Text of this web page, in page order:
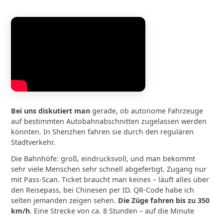
Bei uns diskutiert man gerade, ob autonome Fahrzeuge
auf bestimmten Autobahnabschnitten zugelassen werden
könnten. In Shenzhen fahren sie durch den regulären
Stadtverkehr.
Die Bahnhöfe: groß, eindrucksvoll, und man bekommt
sehr viele Menschen sehr schnell abgefertigt. Zugang nur
mit Pass-Scan. Ticket braucht man keines – läuft alles über
den Reisepass, bei Chinesen per ID. QR-Code habe ich
selten jemanden zeigen sehen. Die Züge fahren bis zu 350
km/h. Eine Strecke von ca. 8 Stunden – auf die Minute